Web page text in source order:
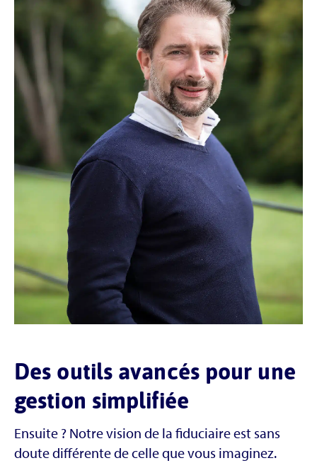
Des outils avancés pour une
gestion simplifiée
Ensuite ? Notre vision de la fiduciaire est sans
doute différente de celle que vous imaginez.